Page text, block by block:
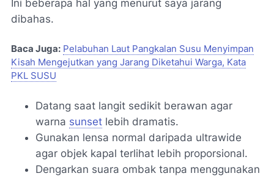
Ini beberapa hal yang menurut saya jarang
dibahas.
Baca Juga: Pelabuhan Laut Pangkalan Susu Menyimpan
Kisah Mengejutkan yang Jarang Diketahui Warga, Kata
PKL SUSU
Datang saat langit sedikit berawan agar
warna sunset lebih dramatis.
Gunakan lensa normal daripada ultrawide
agar objek kapal terlihat lebih proporsional.
Dengarkan suara ombak tanpa menggunakan